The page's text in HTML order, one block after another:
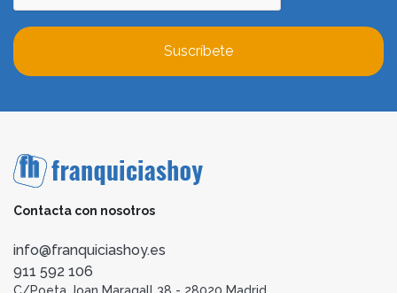
Suscríbete
Contacta con nosotros
info@franquiciashoy.es
911 592 106
C/Poeta Joan Maragall 38 - 28020 Madrid